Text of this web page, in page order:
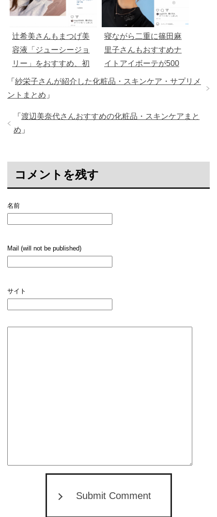
辻希美さんもまつげ美
容液「ジューシージョ
リー」をおすすめ、初
回２９８０円
寝ながら二重に篠田麻
里子さんもおすすめナ
イトアイボーテが500
円で
「 紗栄子さんが紹介した化粧品・スキンケア・サプリメ
ントまとめ 」
「 渡辺美奈代さんおすすめの化粧品・スキンケアまと
め 」
コメントを残す
名前
Mail (will not be published)
サイト
Submit Comment